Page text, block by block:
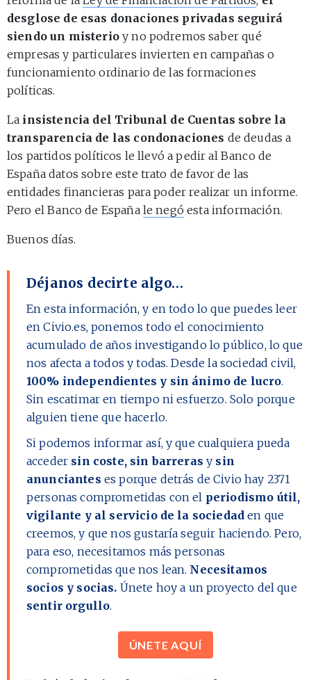
desglose de esas donaciones privadas seguirá
siendo un misterioy no podremos saber qué
empresas y particulares invierten en campañas o
funcionamiento ordinario de las formaciones
políticas.
La insistencia del Tribunal de Cuentas sobre la
transparencia de las condonaciones de deudas a
los partidos políticos le llevó a pedir al Banco de
España datos sobre este trato de favor de las
entidades financieras para poder realizar un informe.
Pero el Banco de España le negó esta información.
Buenos días.
Déjanos decirte algo…
En esta información, y en todo lo que puedes leer
en Civio.es, ponemos todo el conocimiento
acumulado de años investigando lo público, lo que
nos afecta a todos y todas. Desde la sociedad civil,
100% independientes y sin ánimo de lucro.
Sin escatimar en tiempo ni esfuerzo. Solo porque
alguien tiene que hacerlo.
Si podemos informar así, y que cualquiera pueda
acceder sin coste, sin barreras y sin
anunciantes es porque detrás de Civio hay 2371
personas comprometidas con el periodismo útil,
vigilante y al servicio de la sociedad en que
creemos, y que nos gustaría seguir haciendo. Pero,
para eso, necesitamos más personas
comprometidas que nos lean. Necesitamos
socios y socias. Únete hoy a un proyecto del que
sentir orgullo.
ÚNETE AQUÍ